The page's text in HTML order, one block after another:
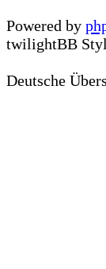
Powered by
twilightBB
Deutsche